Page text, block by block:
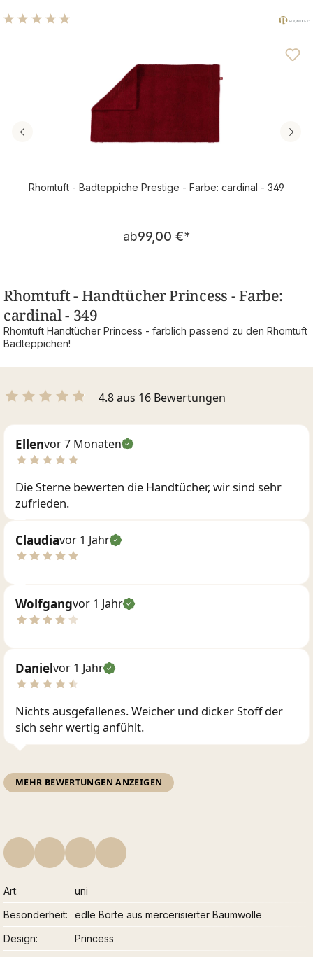
Rhomtuft - Badteppiche Prestige - Farbe: cardinal - 349
Regulärer Preis:
ab99,00 €*
Rhomtuft - Handtücher Princess - Farbe:
cardinal - 349
Rhomtuft Handtücher Princess - farblich passend zu den Rhomtuft
Badteppichen!
4.8 aus 16 Bewertungen
Ellenvor 7 Monaten
Die Sterne bewerten die Handtücher, wir sind sehr
zufrieden.
Claudiavor 1 Jahr
Wolfgangvor 1 Jahr
Danielvor 1 Jahr
Nichts ausgefallenes. Weicher und dicker Stoff der
sich sehr wertig anfühlt.
MEHR BEWERTUNGEN ANZEIGEN
Art
uni
Besonderheit
edle Borte aus mercerisierter Baumwolle
Design
Princess